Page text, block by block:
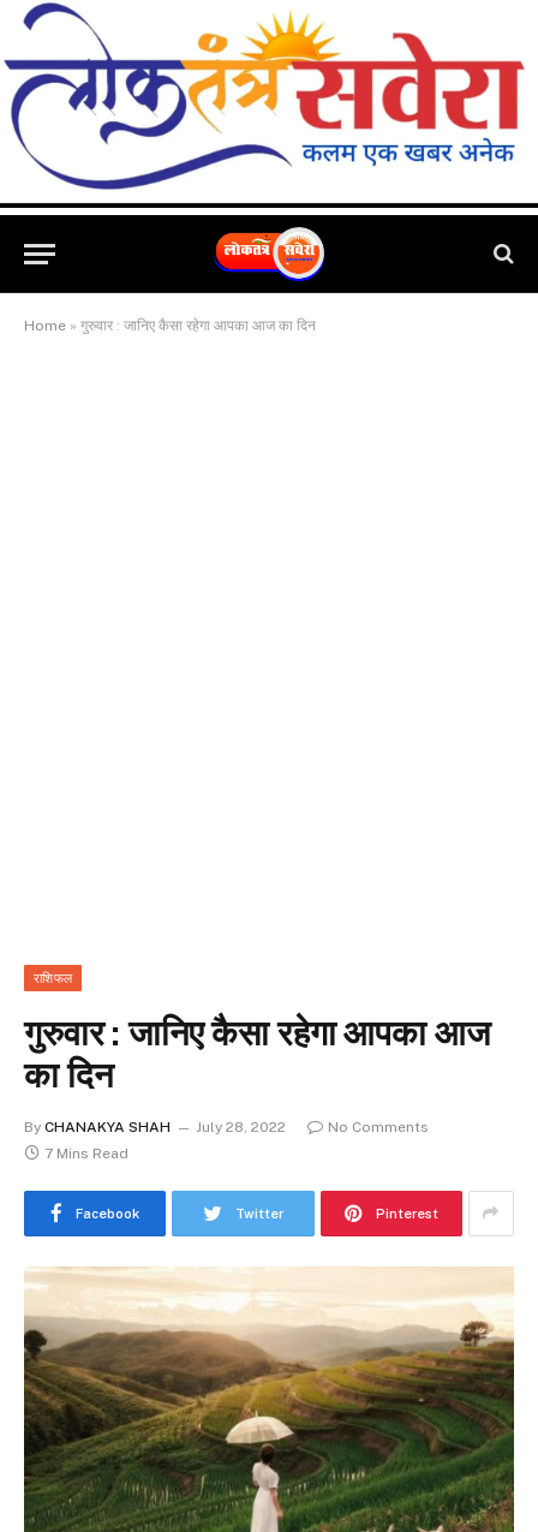
Home » गुरुवार : जानिए कैसा रहेगा आपका आज का दिन
राशिफल
गुरुवार : जानिए कैसा रहेगा आपका आज
का दिन
By CHANAKYA SHAH July 28, 2022
No Comments
7 Mins Read
Facebook Twitter Pinterest